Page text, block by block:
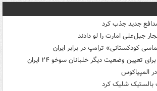
جبل‌علی امارت را لو دادند
کودکستانی» ترامپ در برابر ایران
تعیین وضعیت دیگر خلبانان سوخو ۲۴ ایران
المپیاکوس
شلیک کرد